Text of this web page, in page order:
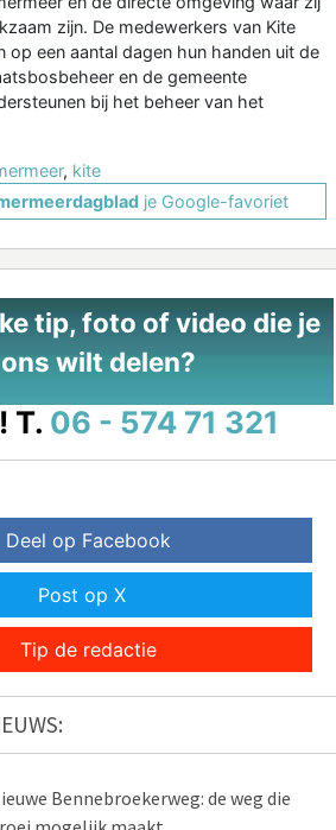
zijn. De medewerkers van Kite
op een aantal dagen hun handen uit de
en de gemeente
bij het beheer van het
, kite
je Google-favoriet
tip, foto of video die je
wilt delen?
T. 06 - 574 71 321
Deel op Facebook
Post op X
Tip de redactie
Bennebroekerweg: de weg die